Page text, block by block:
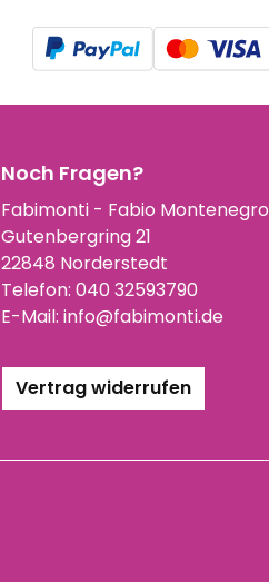
Noch Fragen?
Fabimonti - Fabio Montenegro
Gutenbergring 21
22848 Norderstedt
Telefon:040 32593790
E-Mail:info@fabimonti.de
Vertrag widerrufen